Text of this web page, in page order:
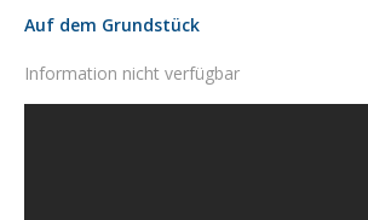
Auf dem Grundstück
Information nicht verfügbar